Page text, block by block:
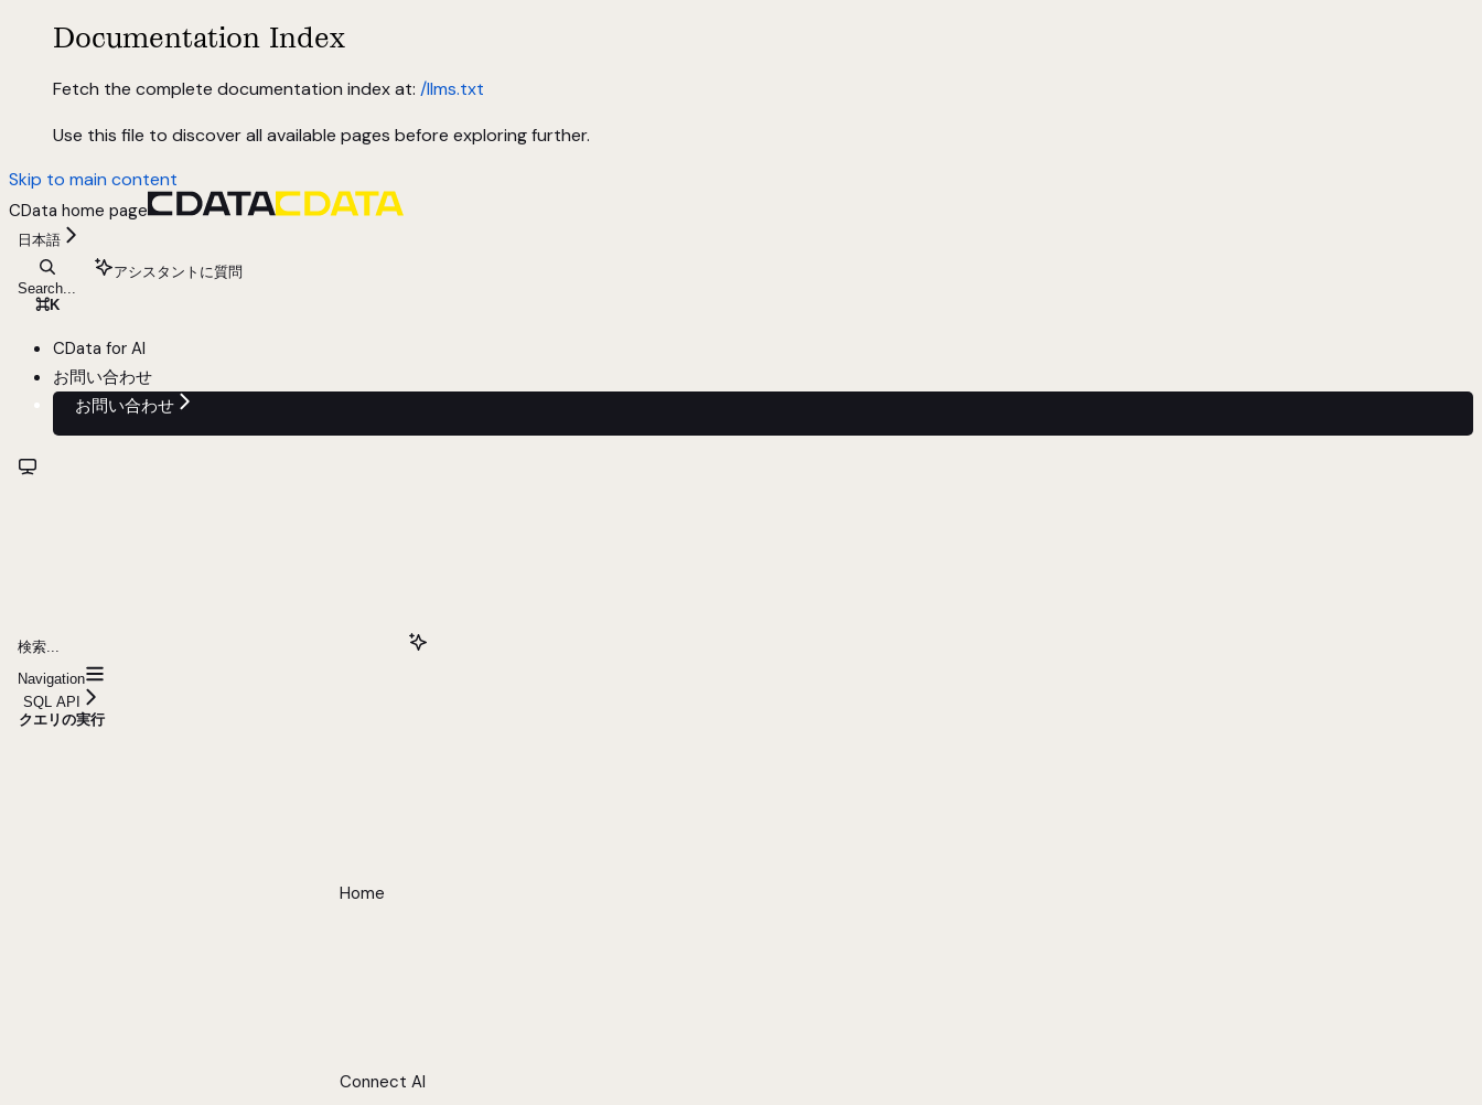
Documentation Index
Fetch the complete documentation index at: /llms.txt
Use this file to discover all available pages before exploring further.
Skip to main content
CData home page
日本語
Search...
⌘K
アシスタントに質問
CData for AI
お問い合わせ
お問い合わせ
検索...
Navigation
SQL API
クエリの実行
Home
Connect AI